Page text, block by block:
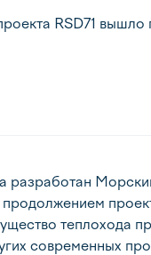
RSD71 вышло
разработан
теплохода
современных